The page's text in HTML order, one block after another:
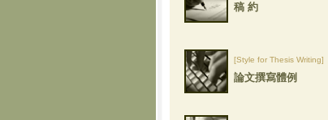
稿 約
[Style for Thesis Writing]
論文撰寫體例